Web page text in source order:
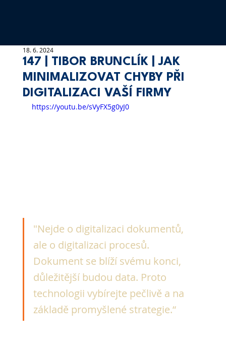
147 | TIBOR BRUNCLÍK | JAK
MINIMALIZOVAT CHYBY PŘI
DIGITALIZACI VAŠÍ FIRMY
18. 6. 2024
https://youtu.be/sVyFX5g0yJ0
"Nejde o digitalizaci dokumentů,
ale o digitalizaci procesů.
Dokument se blíží svému konci,
důležitější budou data. Proto
technologii vybírejte pečlivě a na
základě promyšlené strategie.“